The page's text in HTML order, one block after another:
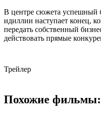
В центре сюжета успешный
идиллии наступает конец,
передать собственный
действовать прямые
Трейлер
Похожие фильмы: